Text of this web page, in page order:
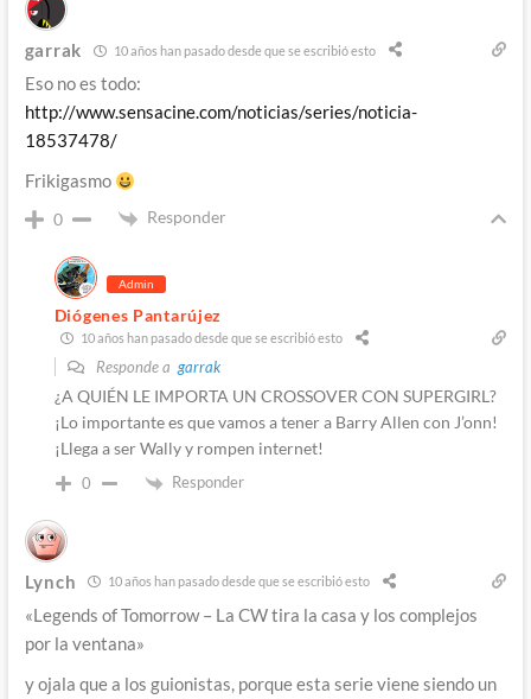
garrak 10 años han pasado desde que se escribió esto
Eso no es todo:
http://www.sensacine.com/noticias/series/noticia-
18537478/
Frikigasmo
0 Responder
Admin
Diógenes Pantarújez
10 años han pasado desde que se escribió esto
Responde a garrak
¿A QUIÉN LE IMPORTA UN CROSSOVER CON SUPERGIRL?
¡Lo importante es que vamos a tener a Barry Allen con J’onn!
¡Llega a ser Wally y rompen internet!
0 Responder
Lynch 10 años han pasado desde que se escribió esto
«Legends of Tomorrow – La CW tira la casa y los complejos
por la ventana»
y ojala que a los guionistas, porque esta serie viene siendo un